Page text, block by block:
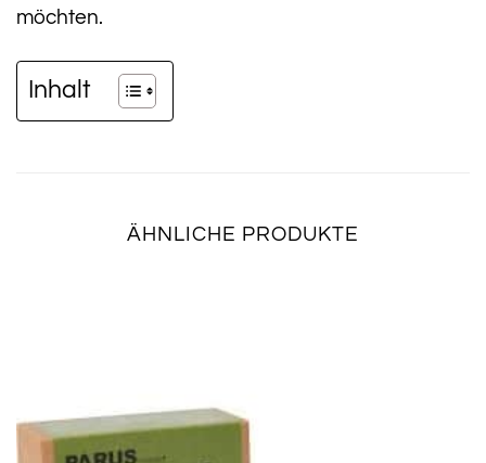
möchten.
Inhalt
ÄHNLICHE PRODUKTE